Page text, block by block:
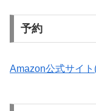
予約
Amazon公式サイト